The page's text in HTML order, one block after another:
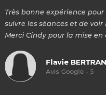
Très bonne expérience
suivre les séances et de voir
Merci Cindy pour la mise en
Flavie
Avis Google - 5